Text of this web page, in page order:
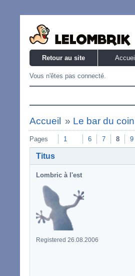
Retour au site Accueil
Vous n'êtes pas connecté.
Accueil » Le bar du coin
Pages 1 6 7 8 9
Titus
Lombric à l'est
Registered 26.08.2006